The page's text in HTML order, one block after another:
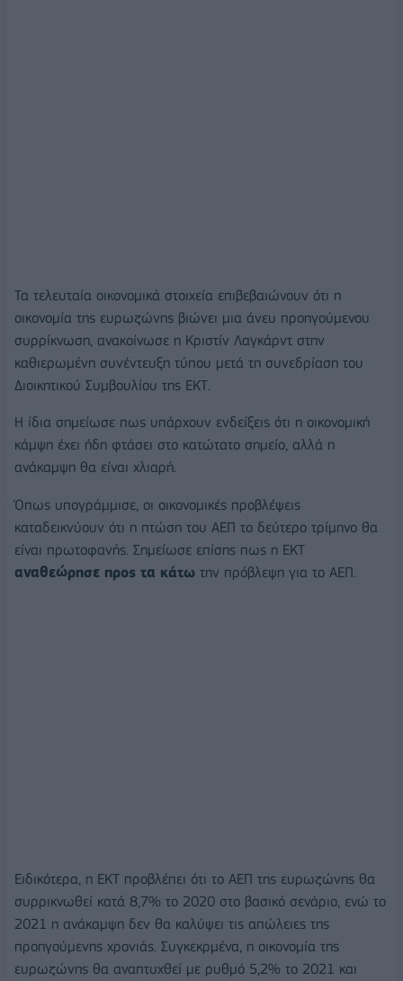
Τα τελευταία οικονομικά στοιχεία επιβεβαιώνουν ότι η
οικονομία της ευρωζώνης βιώνει μια άνευ προηγούμενου
συρρίκνωση, ανακοίνωσε η Κριστίν Λαγκάρντ στην
καθιερωμένη συνέντευξη τύπου μετά τη συνεδρίαση του
Διοικητικού Συμβουλίου της ΕΚΤ.
Η ίδια σημείωσε πως υπάρχουν ενδείξεις ότι η οικονομική
κάμψη έχει ήδη φτάσει στο κατώτατο σημείο, αλλά η
ανάκαμψη θα είναι χλιαρή.
Όπως υπογράμμισε, οι οικονομικές προβλέψεις
καταδεικνύουν ότι η πτώση του ΑΕΠ το δεύτερο τρίμηνο θα
είναι πρωτοφανής. Σημείωσε επίσης πως η ΕΚΤ
αναθεώρησε προς τα κάτω την πρόβλεψη για το ΑΕΠ.
Ειδικότερα, η ΕΚΤ προβλέπει ότι το ΑΕΠ της ευρωζώνης θα
συρρικνωθεί κατά 8,7% το 2020 στο βασικό σενάριο, ενώ το
2021 η ανάκαμψη δεν θα καλύψει τις απώλειες της
προηγούμενης χρονιάς. Συγκεκρμένα, η οικονομία της
ευρωζώνης θα αναπτυχθεί με ρυθμό 5,2% το 2021 και